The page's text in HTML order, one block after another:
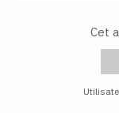
Cet